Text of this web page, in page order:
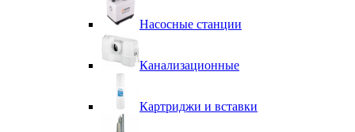
Насосные станции
Канализационные
Картриджи и вставки